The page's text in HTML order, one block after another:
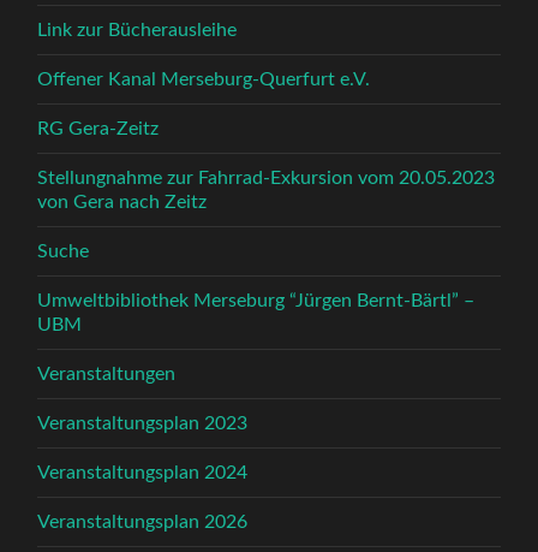
Link zur Bücherausleihe
Offener Kanal Merseburg-Querfurt e.V.
RG Gera-Zeitz
Stellungnahme zur Fahrrad-Exkursion vom 20.05.2023
von Gera nach Zeitz
Suche
Umweltbibliothek Merseburg “Jürgen Bernt-Bärtl” –
UBM
Veranstaltungen
Veranstaltungsplan 2023
Veranstaltungsplan 2024
Veranstaltungsplan 2026